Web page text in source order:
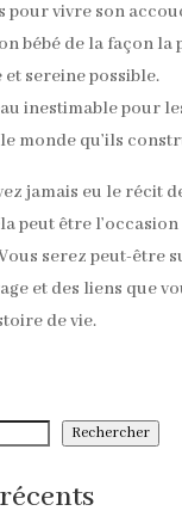
pour vivre son
bébé de la façon la
sereine possible.
inestimable pour
monde qu’ils
jamais eu le récit
peut être
serez peut-être
et des liens que
de vie.
Rechercher